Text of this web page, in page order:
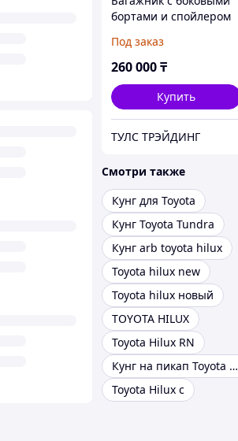
бортами и спойлером
грузового
алюминиевый - Toyota
Под заказ
260 000₸
Купить
ТУЛС ТРЭЙДИНГ
Смотри также
Кунг для Toyota
Кунг Toyota Tundra
Кунг arb toyota hilux
Toyota hilux new
Toyota hilux новый
TOYOTA HILUX
Toyota Hilux RN
Кунг на пикап Toyota Hilux
Toyota Hilux c